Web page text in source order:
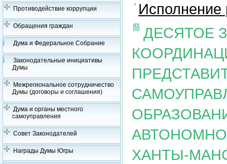
Противодействие коррупции
Обращения граждан
Дума и Федеральное Собрание
Законодательные инициативы
Думы
Межрегиональное сотрудничество
Думы (договоры и соглашения)
Дума и органы местного
самоуправления
Совет Законодателей
Награды Думы Югры
Исполнение
ДЕСЯТОЕ
ХАНТЫ-